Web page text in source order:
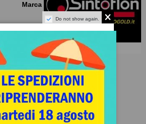
Marca
Do not show again.